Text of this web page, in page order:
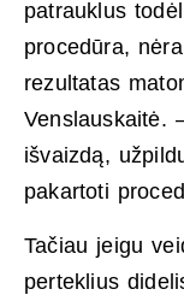
patrauklus
procedūra,
rezultatas
Venslauskaitė.
išvaizdą,
pakartoti
Tačiau jeigu
perteklius